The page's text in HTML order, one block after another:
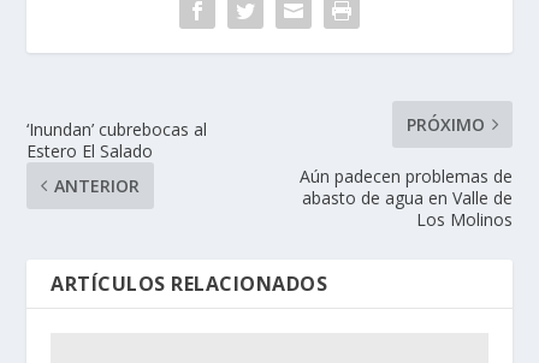
‘Inundan’ cubrebocas al
Estero El Salado
ANTERIOR
PRÓXIMO
Aún padecen problemas de
abasto de agua en Valle de
Los Molinos
ARTÍCULOS RELACIONADOS